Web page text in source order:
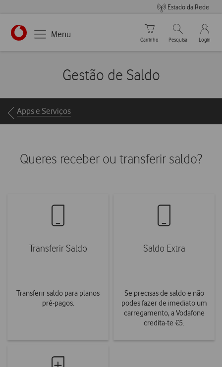
Estado da Rede
https://www.vodafone.pt
Menu
Carrinho de compras
Carrinho
Pesquisar
Pesquisa
My
Login
Gestão de Saldo
Breadcrumbs
Apps e Serviços
Queres receber ou transferir saldo?
Transferir Saldo
Transferir saldo para planos
pré-pagos.
Saldo Extra
Se precisas de saldo e não
podes fazer de imediato um
carregamento, a Vodafone
credita-te €5.